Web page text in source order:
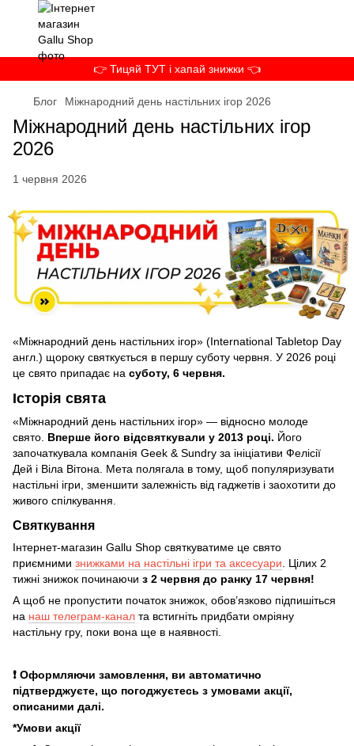
👉 Тицяй ТУТ і хапай знижки 👈
Блог Міжнародний день настільних ігор 2026
Міжнародний день настільних ігор
2026
1 червня 2026
«Міжнародний день настільних ігор» (International Tabletop Day
англ.) щороку святкується в першу суботу червня. У 2026 році
це свято припадає на суботу, 6 червня.
Історія свята
«Міжнародний день настільних ігор» — відносно молоде
свято. Вперше його відсвяткували у 2013 році. Його
започаткувала компанія Geek & Sundry за ініціативи Фелісії
Дей і Віла Вітона. Мета полягала в тому, щоб популяризувати
настільні ігри, зменшити залежність від гаджетів і заохотити до
живого спілкування.
Святкування
Інтернет-магазин Gallu Shop святкуватиме це свято
приємними знижками на настільні ігри та аксесуари . Цілих 2
тижні знижок починаючи з 2 червня до ранку 17 червня!
А щоб не пропустити початок знижок, обов’язково підпишіться
на наш телеграм-канал та встигніть придбати омріяну
настільну гру, поки вона ще в наявності.
❗ Оформляючи замовлення, ви автоматично
підтверджуєте, що погоджуєтесь з умовами акції,
описаними далі.
*Умови акції